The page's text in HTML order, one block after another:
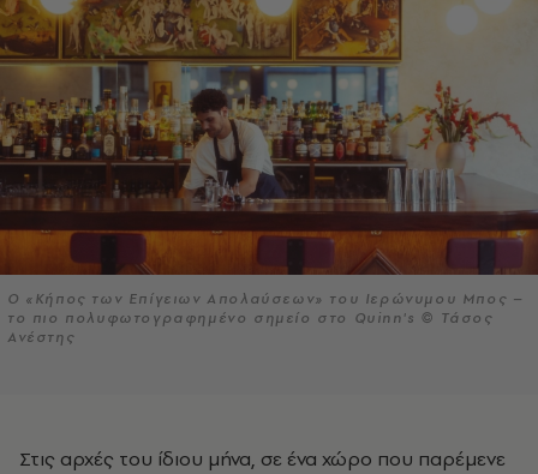
O «Κήπος των Επίγειων Απολαύσεων» του Ιερώνυμου Μπος –
το πιο πολυφωτογραφημένο σημείο στο Quinn's © Tάσος
Ανέστης
Στις αρχές του ίδιου μήνα, σε ένα χώρο που παρέμενε